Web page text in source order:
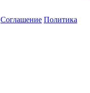
Соглашение Политика